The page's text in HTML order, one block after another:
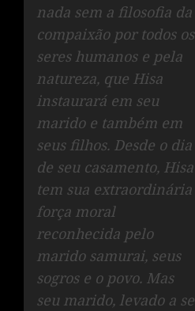
nada sem a filosofia da
compaixão por todos os
seres humanos e pela
natureza, que Hisa
instaurará em seu
marido e também em
seus filhos. Desde o dia
de seu casamento, Hisa
tem sua extraordinária
força moral
reconhecida pelo
marido samurai, seus
sogros e o povo. Mas
seu marido, levado a se